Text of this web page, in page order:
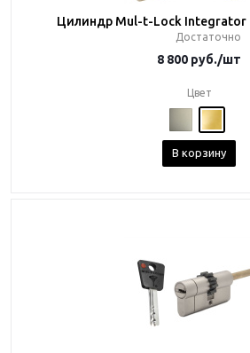
Цилиндр Mul-t-Lock Integrator
Достаточно
8 800 руб./шт
Цвет
В корзину